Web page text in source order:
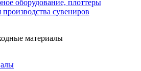
оборудование, плоттеры
сувениров
материалы